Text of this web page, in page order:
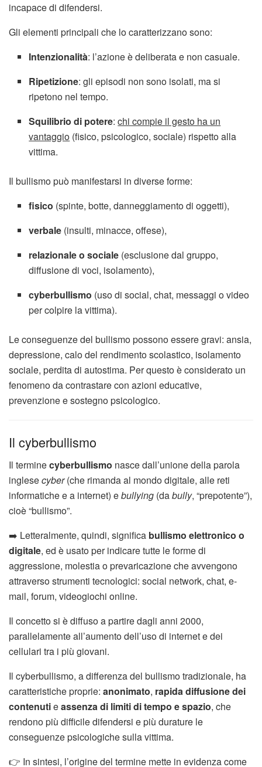
incapace di difendersi.
Gli elementi principali che lo caratterizzano sono:
Intenzionalità: l’azione è deliberata e non casuale.
Ripetizione: gli episodi non sono isolati, ma si
ripetono nel tempo.
Squilibrio di potere:chi compie il gesto ha un
vantaggio (fisico, psicologico, sociale) rispetto alla
vittima.
Il bullismo può manifestarsi in diverse forme:
fisico (spinte, botte, danneggiamento di oggetti),
verbale (insulti, minacce, offese),
relazionale o sociale (esclusione dal gruppo,
diffusione di voci, isolamento),
cyberbullismo (uso di social, chat, messaggi o video
per colpire la vittima).
Le conseguenze del bullismo possono essere gravi: ansia,
depressione, calo del rendimento scolastico, isolamento
sociale, perdita di autostima. Per questo è considerato un
fenomeno da contrastare con azioni educative,
prevenzione e sostegno psicologico.
Il cyberbullismo
Il terminecyberbullismo nasce dall’unione della parola
inglesecyber(che rimanda al mondo digitale, alle reti
informatiche e a internet) ebullying (dabully, “prepotente”),
cioè “bullismo”.
➡️ Letteralmente, quindi, significa bullismo elettronico o
digitale, ed è usato per indicare tutte le forme di
aggressione, molestia o prevaricazione che avvengono
attraverso strumenti tecnologici: social network, chat, e-
mail, forum, videogiochi online.
Il concetto si è diffuso a partire dagli anni 2000,
parallelamente all’aumento dell’uso di internet e dei
cellulari tra i più giovani.
Il cyberbullismo, a differenza del bullismo tradizionale, ha
caratteristiche proprie: anonimato, rapida diffusione dei
contenutieassenza di limiti di tempo e spazio, che
rendono più difficile difendersi e più durature le
conseguenze psicologiche sulla vittima.
👉 In sintesi, l’origine del termine mette in evidenza come